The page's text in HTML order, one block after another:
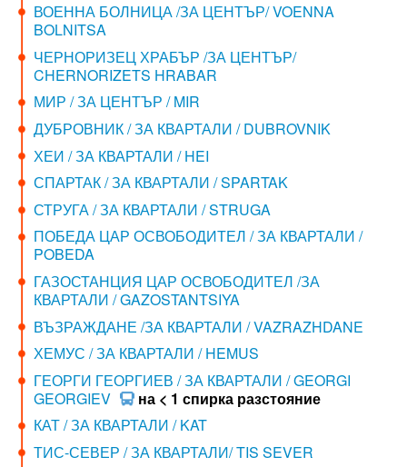
ВОЕННА БОЛНИЦА /ЗА ЦЕНТЪР/ VOENNA
BOLNITSA
ЧЕРНОРИЗЕЦ ХРАБЪР /ЗА ЦЕНТЪР/
CHERNORIZETS HRABAR
МИР / ЗА ЦЕНТЪР / MIR
ДУБРОВНИК / ЗА КВАРТАЛИ / DUBROVNIK
ХЕИ / ЗА КВАРТАЛИ / HEI
СПАРТАК / ЗА КВАРТАЛИ / SPARTAK
СТРУГА / ЗА КВАРТАЛИ / STRUGA
ПОБЕДА ЦАР ОСВОБОДИТЕЛ / ЗА КВАРТАЛИ /
POBEDA
ГАЗОСТАНЦИЯ ЦАР ОСВОБОДИТЕЛ /ЗА
КВАРТАЛИ / GAZOSTANTSIYA
ВЪЗРАЖДАНЕ /ЗА КВАРТАЛИ / VAZRAZHDANE
ХЕМУС / ЗА КВАРТАЛИ / HEMUS
ГЕОРГИ ГЕОРГИЕВ / ЗА КВАРТАЛИ / GEORGI
GEORGIEV
на < 1 спирка разстояние
КАТ / ЗА КВАРТАЛИ / KAT
ТИС-СЕВЕР / ЗА КВАРТАЛИ/ TIS SEVER